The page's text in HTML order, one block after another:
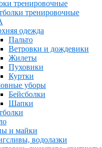
тренировочные
тренировочные
одежда
Пальто
Ветровки и дождевики
Жилеты
Пуховики
Куртки
уборы
Бейсболки
Шапки
и майки
водолазки